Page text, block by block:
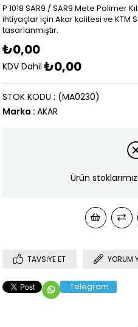
P 1018 SAR9 / SAR9 Mete Polimer
ihtiyaçlar için Akar kalitesi ve KTM
tasarlanmıştır.
₺0,00
KDV Dahil ₺0,00
(MA0230)
STOK KODU
Marka : AKAR
Ürün
TAVSIYE ET YORUM
Telegram